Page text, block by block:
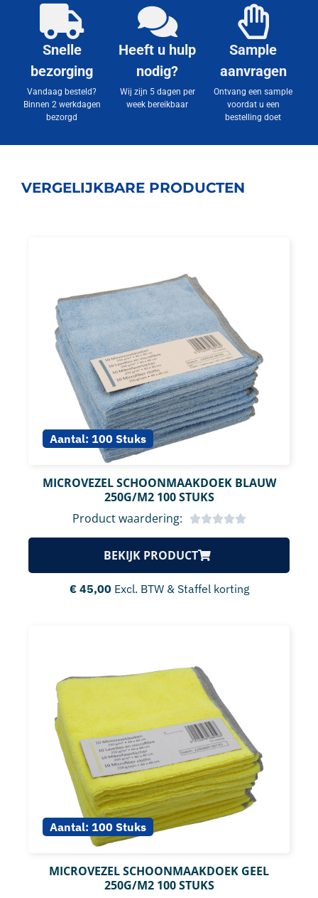
Snelle
bezorging
Vandaag besteld?
Binnen 2 werkdagen
bezorgd
Heeft u hulp
nodig?
Wij zijn 5 dagen per
week bereikbaar
Sample
aanvragen
Ontvang een sample
voordat u een
bestelling doet
VERGELIJKBARE PRODUCTEN
Aantal: 100 Stuks
MICROVEZEL SCHOONMAAKDOEK BLAUW
250G/M2 100 STUKS
Product waardering:
BEKIJK PRODUCT
€45,00 Excl. BTW & Staffel korting
Aantal: 100 Stuks
MICROVEZEL SCHOONMAAKDOEK GEEL
250G/M2 100 STUKS